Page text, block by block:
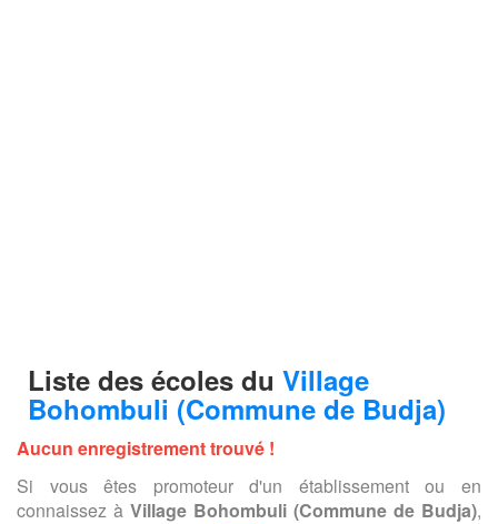
Liste des écoles du Village
Bohombuli (Commune de Budja)
Aucun enregistrement trouvé !
Si vous êtes promoteur d'un établissement ou en
connaissez à Village Bohombuli (Commune de Budja),